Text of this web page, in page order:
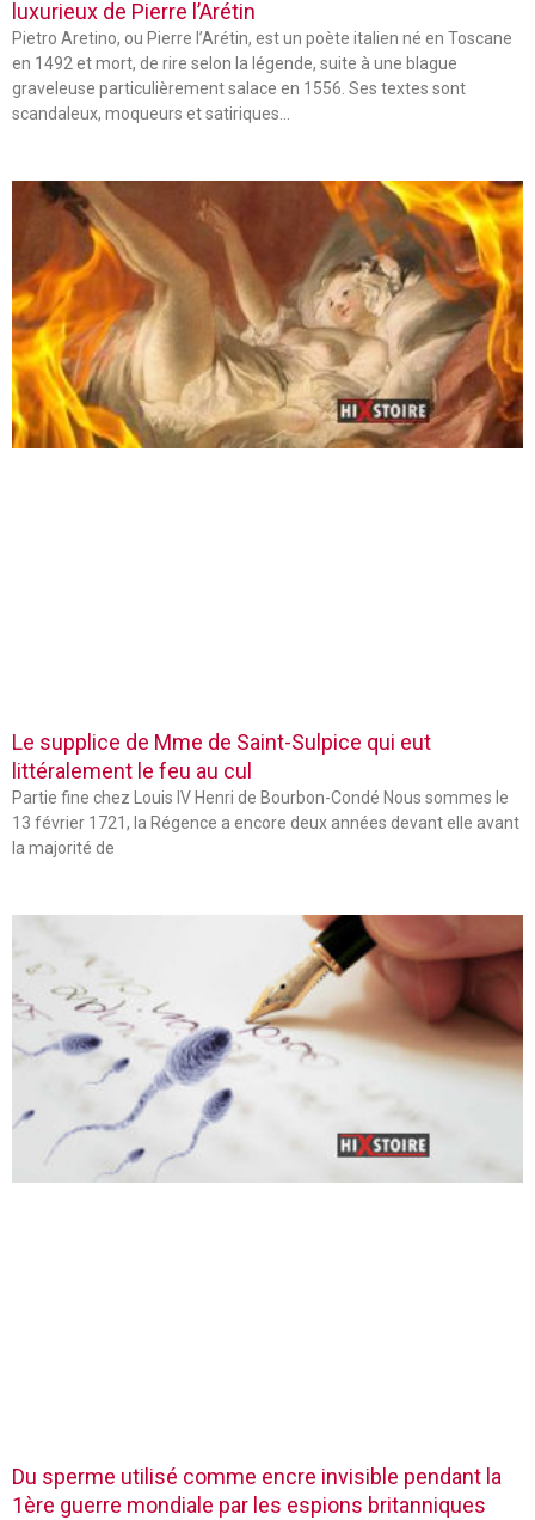
luxurieux de Pierre l’Arétin
Pietro Aretino, ou Pierre l’Arétin, est un poète italien né en Toscane
en 1492 et mort, de rire selon la légende, suite à une blague
graveleuse particulièrement salace en 1556. Ses textes sont
scandaleux, moqueurs et satiriques…
Le supplice de Mme de Saint-Sulpice qui eut
littéralement le feu au cul
Partie fine chez Louis IV Henri de Bourbon-Condé Nous sommes le
13 février 1721, la Régence a encore deux années devant elle avant
la majorité de
Du sperme utilisé comme encre invisible pendant la
1ère guerre mondiale par les espions britanniques